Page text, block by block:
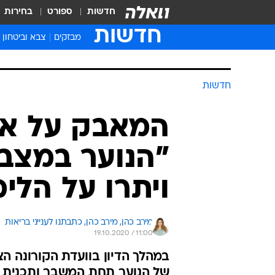
חדשות ספורט בחירות
חדשות מבזקים צבא וביטחון
חדשות
המאבק על
"הנוער
ויתרו על
מירב כהן, מירב כהן, כתבתנו לענייני בריאות
19.10.2020 / 11:00
במהלך הדיון בוועדת